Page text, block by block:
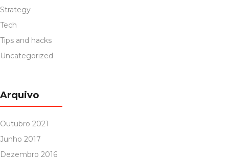
Strategy
Tech
Tips and hacks
Uncategorized
Arquivo
Outubro 2021
Junho 2017
Dezembro 2016